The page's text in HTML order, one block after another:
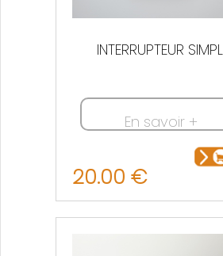
INTERRUPTEUR
En savoir +
20.00 €